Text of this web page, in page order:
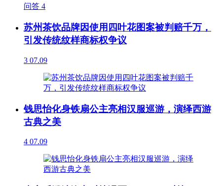
问答 4
苏州茶饮品牌因使用四叶花图案被判赔千万，
引发传统纹样商标权争议
3 07.09
钱思怡化身铁扇公主亮相汉服巡游，演绎西游
古典之美
4 07.09